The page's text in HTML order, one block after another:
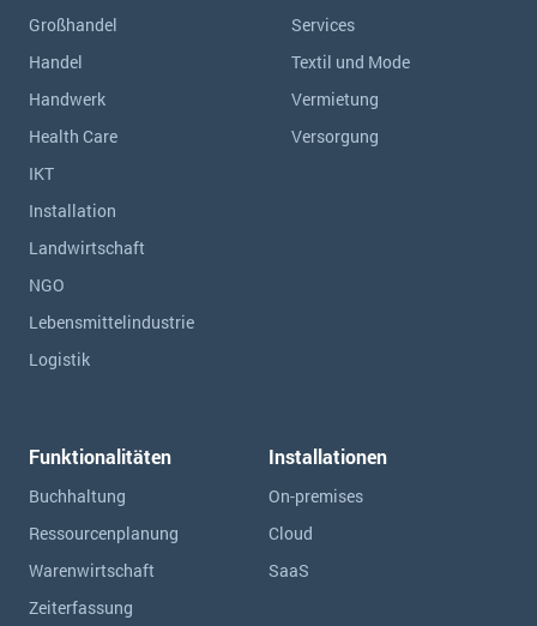
Großhandel
Handel
Handwerk
Health Care
IKT
Installation
Landwirtschaft
NGO
Lebensmittelindustrie
Logistik
Services
Textil und Mode
Vermietung
Versorgung
Funktionalitäten
Buchhaltung
Ressourcen­planung
Warenwirtschaft
Zeiterfassung
Installationen
On-premises
Cloud
SaaS